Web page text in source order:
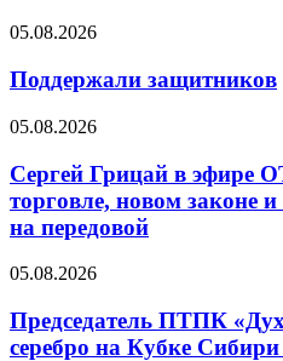
05.08.2026
Поддержали защитников
05.08.2026
Сергей Грицай в эфире
торговле, новом законе
на передовой
05.08.2026
Председатель ПТПК
серебро на Кубке